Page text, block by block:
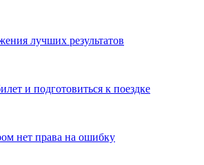
лучших результатов
и подготовиться к поездке
нет права на ошибку